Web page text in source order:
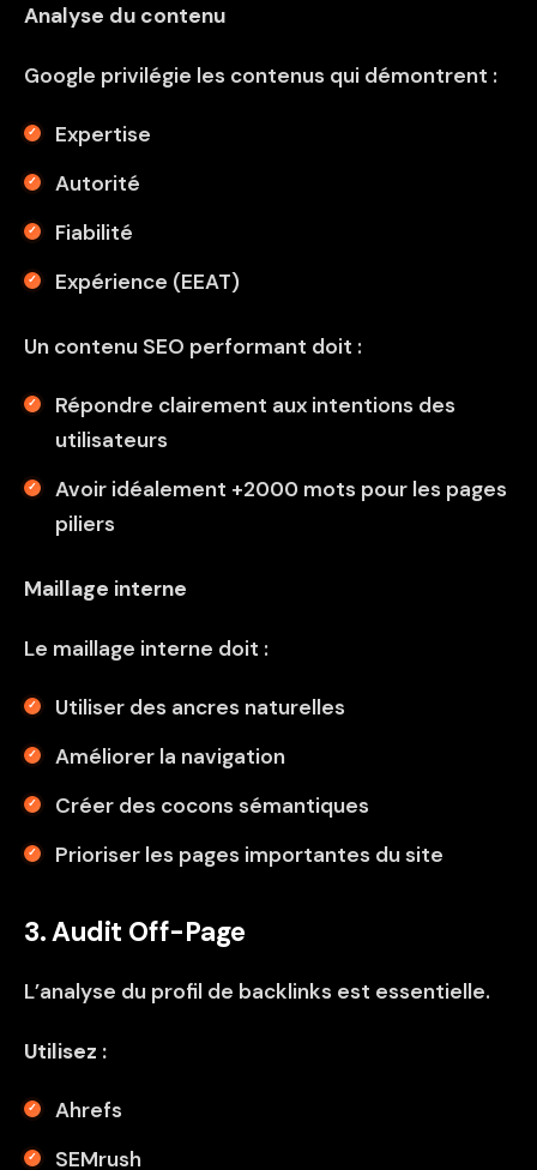
Analyse du contenu
Google privilégie les contenus qui démontrent :
Expertise
Autorité
Fiabilité
Expérience (EEAT)
Un contenu SEO performant doit :
Répondre clairement aux intentions des
utilisateurs
Avoir idéalement +2000 mots pour les pages
piliers
Maillage interne
Le maillage interne doit :
Utiliser des ancres naturelles
Améliorer la navigation
Créer des cocons sémantiques
Prioriser les pages importantes du site
3. Audit Off-Page
L’analyse du profil de backlinks est essentielle.
Utilisez :
Ahrefs
SEMrush